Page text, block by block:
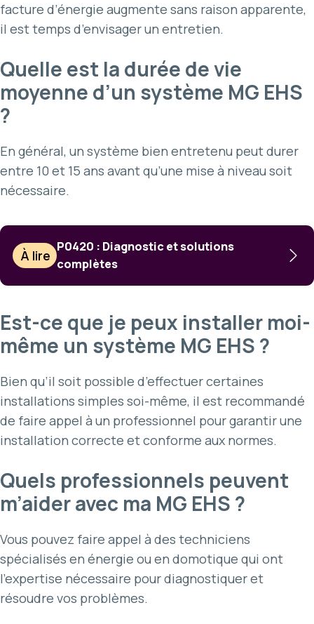
facture d’énergie augmente sans raison apparente,
il est temps d’envisager un entretien.
Quelle est la durée de vie
moyenne d’un système MG EHS
?
En général, un système bien entretenu peut durer
entre 10 et 15 ans avant qu’une mise à niveau soit
nécessaire.
À lire
P0420 : Diagnostic et solutions
complètes
Est-ce que je peux installer moi-
même un système MG EHS ?
Bien qu’il soit possible d’effectuer certaines
installations simples soi-même, il est recommandé
de faire appel à un professionnel pour garantir une
installation correcte et conforme aux normes.
Quels professionnels peuvent
m’aider avec ma MG EHS ?
Vous pouvez faire appel à des techniciens
spécialisés en énergie ou en domotique qui ont
l’expertise nécessaire pour diagnostiquer et
résoudre vos problèmes.